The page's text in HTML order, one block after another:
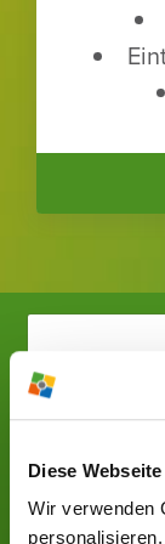
Diese
Wir verwenden